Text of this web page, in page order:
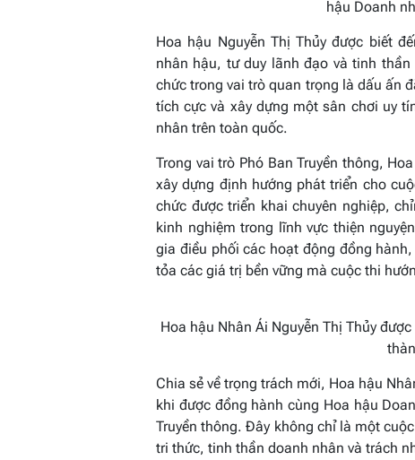
hậu Doanh
Hoa hậu Nguyễn Thị Thủy được biết
nhân hậu, tư duy lãnh đạo và tinh
chức trong vai trò quan trọng là dấu ấn
tích cực và xây dựng một sân chơi uy
nhân trên toàn quốc.
Trong vai trò Phó Ban Truyền thông,
xây dựng định hướng phát triển cho
chức được triển khai chuyên nghiệp,
kinh nghiệm trong lĩnh vực thiện
gia điều phối các hoạt động đồng
tỏa các giá trị bền vững mà cuộc thi
Hoa hậu Nhân Ái Nguyễn Thị Thủy
Chia sẻ về trọng trách mới, Hoa hậu
khi được đồng hành cùng Hoa hậu
Truyền thông. Đây không chỉ là một
tri thức, tinh thần doanh nhân và trách